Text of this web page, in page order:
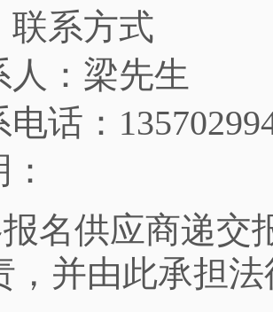
联系方式
人：梁先生
话：
报名供应商递交
，并由此承担